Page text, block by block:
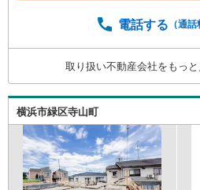
与日から60日です。ーーー
り、実際の適用金利は融資実
情勢により表記の返済額と
ーーーーーーーーーーーー
電話する （通
取り扱い不動産会社をもっ
横浜市緑区寺山町